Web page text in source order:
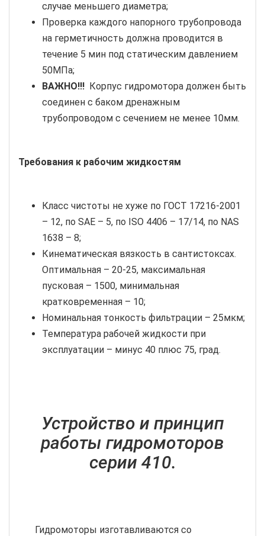
случае меньшего диаметра;
Проверка каждого напорного трубопровода
на герметичность должна проводится в
течение 5 мин под статическим давлением
50МПа;
ВАЖНО!!! Корпус гидромотора должен быть
соединен с баком дренажным
трубопроводом с сечением не менее 10мм.
Требования к рабочим жидкостям
Класс чистоты не хуже по ГОСТ 17216-2001
– 12, по SAE – 5, по ISO 4406 – 17/14, по NAS
1638 – 8;
Кинематическая вязкость в сантистоксах.
Оптимальная – 20-25, максимальная
пусковая – 1500, минимальная
кратковременная – 10;
Номинальная тонкость фильтрации – 25мкм;
Температура рабочей жидкости при
эксплуатации – минус 40 плюс 75, град.
Устройство и принцип
работы гидромоторов
серии 410.
Гидромоторы изготавливаются со